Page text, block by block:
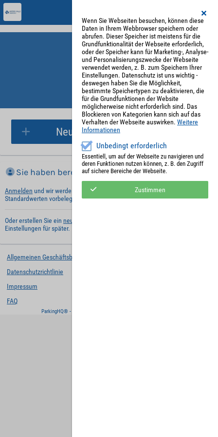
Parkplatzreservierung
Sie haben bereits ein Konto?
Anmelden und wir werden die notwendigen Informationen mit Ihren
Standardwerten vorbelegen.
Oder erstellen Sie ein neues Benutzerkonto
Einstellungen für später.
Neue Parkplatzreservierung
Allgemeinen Geschäftsbedingungen
Datenschutzrichtlinie
Impressum
FAQ
ParkingHQ® - eine Lösung von
Wenn Sie Webseiten besuchen, können diese
Daten in Ihrem Webbrowser speichern oder
abrufen. Dieser Speicher ist meistens für die
Grundfunktionalität der Webseite erforderlich,
oder der Speicher kann für Marketing-, Analyse-
und Personalisierungszwecke der Webseite
verwendet werden, z. B. zum Speichern Ihrer
Einstellungen. Datenschutz ist uns wichtig -
deswegen haben Sie die Möglichkeit,
bestimmte Speichertypen zu deaktivieren, die
für die Grundfunktionen der Website
möglicherweise nicht erforderlich sind. Das
Blockieren von Kategorien kann sich auf das
Verhalten der Webseite auswirken. Weitere
Informationen
Unbedingt erforderlich
Essentiell, um auf der Webseite zu navigieren und
deren Funktionen nutzen können, z. B. den Zugriff
auf sichere Bereiche der Webseite.
Zustimmen